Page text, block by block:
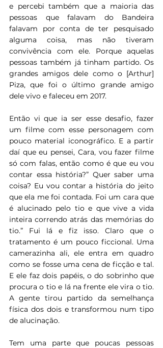
e percebi também que a maioria das
pessoas que falavam do Bandeira
falavam por conta de ter pesquisado
alguma coisa, mas não tiveram
convivência com ele. Porque aquelas
pessoas também já tinham partido. Os
grandes amigos dele como o [Arthur]
Piza, que foi o último grande amigo
dele vivo e faleceu em 2017.
Então vi que ia ser esse desafio, fazer
um filme com esse personagem com
pouco material iconográfico. E a partir
daí que eu pensei, Cara, vou fazer filme
só com falas, então como é que eu vou
contar essa história?” Quer saber uma
coisa? Eu vou contar a história do jeito
que ela me foi contada. Foi um cara que
é alucinado pelo tio e que vive a vida
inteira correndo atrás das memórias do
tio.” Fui lá e fiz isso. Claro que o
tratamento é um pouco ficcional. Uma
camerazinha ali, ele entra em quadro
como se fosse uma cena de ficção e tal.
E ele faz dois papéis, o do sobrinho que
procura o tio e lá na frente ele vira o tio.
A gente tirou partido da semelhança
física dos dois e transformou num tipo
de alucinação.
Tem uma parte que poucas pessoas